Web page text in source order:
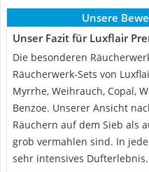
Unsere
Unser Fazit für Luxflair
Die besonderen
Räucherwerk-Sets von
Myrrhe, Weihrauch, Copal,
Benzoe. Unserer Ansicht
Räuchern auf dem Sieb als
grob vermahlen sind. In
sehr intensives Dufterlebnis.